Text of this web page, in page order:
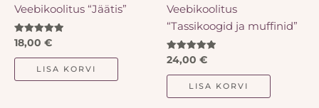
Veebikoolitus “Jäätis”
Hinnanguga
5.00
/ 5
18,00 €
LISA KORVI
Veebikoolitus
“Tassikoogid ja muffinid”
Hinnanguga
5.00
/ 5
24,00 €
LISA KORVI